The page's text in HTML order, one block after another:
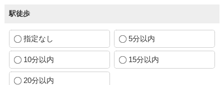
駅徒歩
指定なし 5分以内
10分以内 15分以内
20分以内